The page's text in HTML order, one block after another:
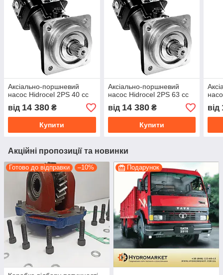
Аксіально-поршневий
насос Hidrocel 2PS 40 cc
від 14 380 ₴
Купити
Аксіально-поршневий
насос Hidrocel 2PS 63 cc
від 14 380₴
Купити
від
Акційні пропозиції та новинки
Готово до відправки –10% Подарунок